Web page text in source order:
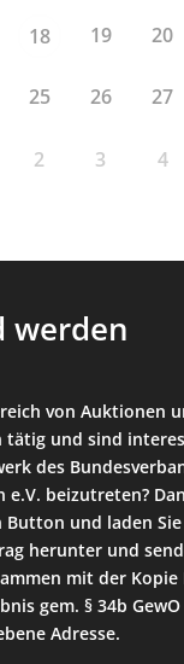
18 19 20
25 26 27
2 3 4
werden
von Auktionen
tätig und sind
des
beizutreten?
und laden
herunter und
mit der Kopie
gem. § 34b
Adresse.